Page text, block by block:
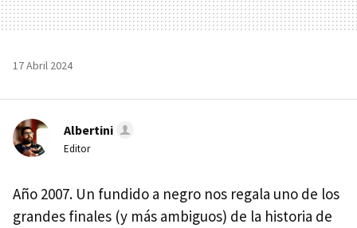
17 Abril 2024
Albertini
Editor
Año 2007. Un fundido a negro nos regala uno de los
grandes finales (y más ambiguos) de la historia de